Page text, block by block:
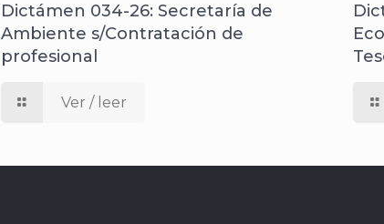
Dictámen 034-26: Secretaría de
Ambiente s/Contratación de
profesional
Ver / leer